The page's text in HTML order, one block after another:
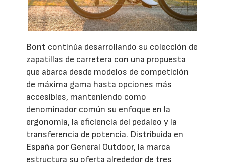
Bont continúa desarrollando su colección de
zapatillas de carretera con una propuesta
que abarca desde modelos de competición
de máxima gama hasta opciones más
accesibles, manteniendo como
denominador común su enfoque en la
ergonomía, la eficiencia del pedaleo y la
transferencia de potencia. Distribuida en
España por General Outdoor, la marca
estructura su oferta alrededor de tres